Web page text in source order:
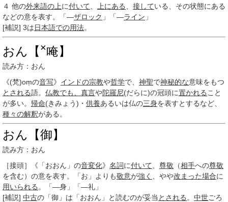
４ 他の外来語の上に付いて 上にある 接している、その状態にある
などの意を表す。「―ザロック 」「―ライン 」
[補説] 3は日本語での用法。
おん【 ×唵】
読み方：おん
《(梵)oṃの音写》 インドの宗教や哲学で、 神聖で神秘的な意味をもつ
とされる語。 仏教でも、 真言や陀羅尼(だらに)の冠頭に置かれる こと
が多い。 帰命(きみょう)・ 供養あるいは仏の三身を表すとするなど、
種々の解釈がある。
おん【御】
読み方：おん
［接頭］
《「おおん」の音変化》 名詞に付いて 尊敬 （相手への尊敬
を含む）の意を表す。「お」よりも敬意が強く 、やや改まった場合に
用いられる 。「―身」「―礼」
[補説] 中古の「御」は「おおん」と読むのが妥当 とされる 。 中世ごろ